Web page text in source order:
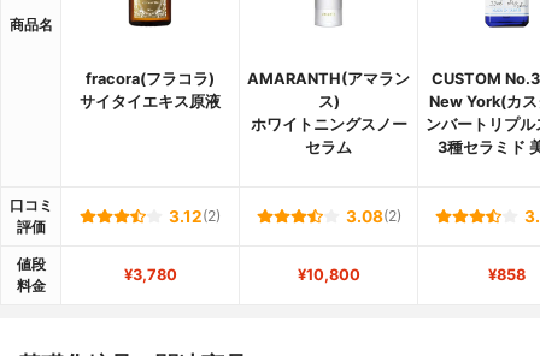
商品名
fracora(フラコラ)
サイタイエキス原液
AMARANTH(アマラン
ス)
ホワイトニングスノー
セラム
CUSTOM
New York(カス
ンバートリプル
3種セラミド
口コミ
評価
3.12(2) 3.08(2)
値段
料金
¥3,780 ¥10,800 ¥858